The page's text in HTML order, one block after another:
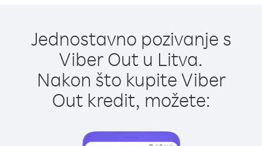
Jednostavno pozivanje s
Viber Out u Litva.
Nakon što kupite Viber
Out kredit, možete: